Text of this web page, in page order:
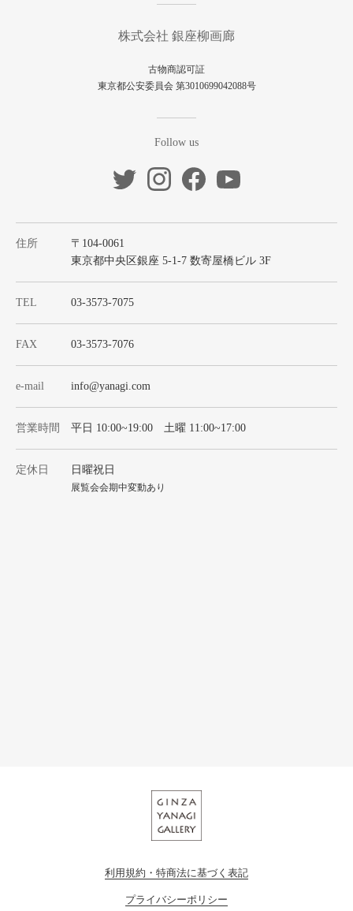
株式会社 銀座柳画廊
古物商認可証
東京都公安委員会 第3010699042088号
Follow us
住所
〒104-0061
東京都中央区銀座 5-1-7 数寄屋橋ビル 3F
TEL 03-3573-7075
FAX 03-3573-7076
e-mail info@yanagi.com
営業時間 平日 10:00~19:00 土曜 11:00~17:00
定休日 日曜祝日
展覧会会期中変動あり
利用規約・特商法に基づく表記
プライバシーポリシー